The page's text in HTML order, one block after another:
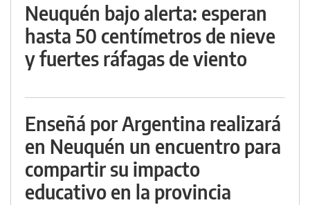
Neuquén bajo alerta: esperan
hasta 50 centímetros de nieve
y fuertes ráfagas de viento
Enseñá por Argentina realizará
en Neuquén un encuentro para
compartir su impacto
educativo en la provincia